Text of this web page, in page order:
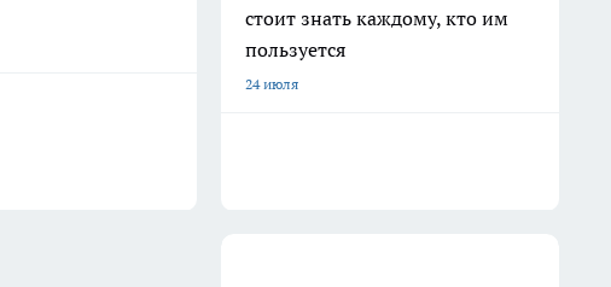
стоит знать каждому, кто им
пользуется
24 июля